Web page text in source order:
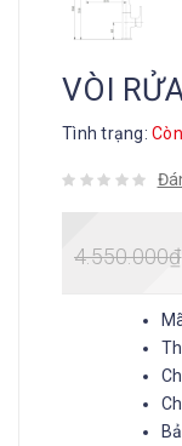
VÒI
Tình trạng:
4.550.000₫